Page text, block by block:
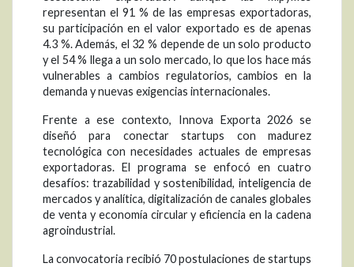
representan el 91 % de las empresas exportadoras,
su participación en el valor exportado es de apenas
4.3 %. Además, el 32 % depende de un solo producto
y el 54 % llega a un solo mercado, lo que los hace más
vulnerables a cambios regulatorios, cambios en la
demanda y nuevas exigencias internacionales.
Frente a ese contexto, Innova Exporta 2026 se
diseñó para conectar startups con madurez
tecnológica con necesidades actuales de empresas
exportadoras. El programa se enfocó en cuatro
desafíos: trazabilidad y sostenibilidad, inteligencia de
mercados y analítica, digitalización de canales globales
de venta y economía circular y eficiencia en la cadena
agroindustrial.
La convocatoria recibió 70 postulaciones de startups